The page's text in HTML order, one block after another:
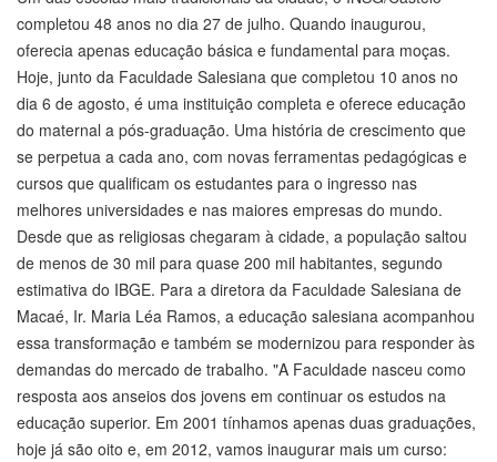
completou 48 anos no dia 27 de julho. Quando inaugurou,
oferecia apenas educação básica e fundamental para moças.
Hoje, junto da Faculdade Salesiana que completou 10 anos no
dia 6 de agosto, é uma instituição completa e oferece educação
do maternal a pós-graduação. Uma história de crescimento que
se perpetua a cada ano, com novas ferramentas pedagógicas e
cursos que qualificam os estudantes para o ingresso nas
melhores universidades e nas maiores empresas do mundo.
Desde que as religiosas chegaram à cidade, a população saltou
de menos de 30 mil para quase 200 mil habitantes, segundo
estimativa do IBGE. Para a diretora da Faculdade Salesiana de
Macaé, Ir. Maria Léa Ramos, a educação salesiana acompanhou
essa transformação e também se modernizou para responder às
demandas do mercado de trabalho. "A Faculdade nasceu como
resposta aos anseios dos jovens em continuar os estudos na
educação superior. Em 2001 tínhamos apenas duas graduações,
hoje já são oito e, em 2012, vamos inaugurar mais um curso: